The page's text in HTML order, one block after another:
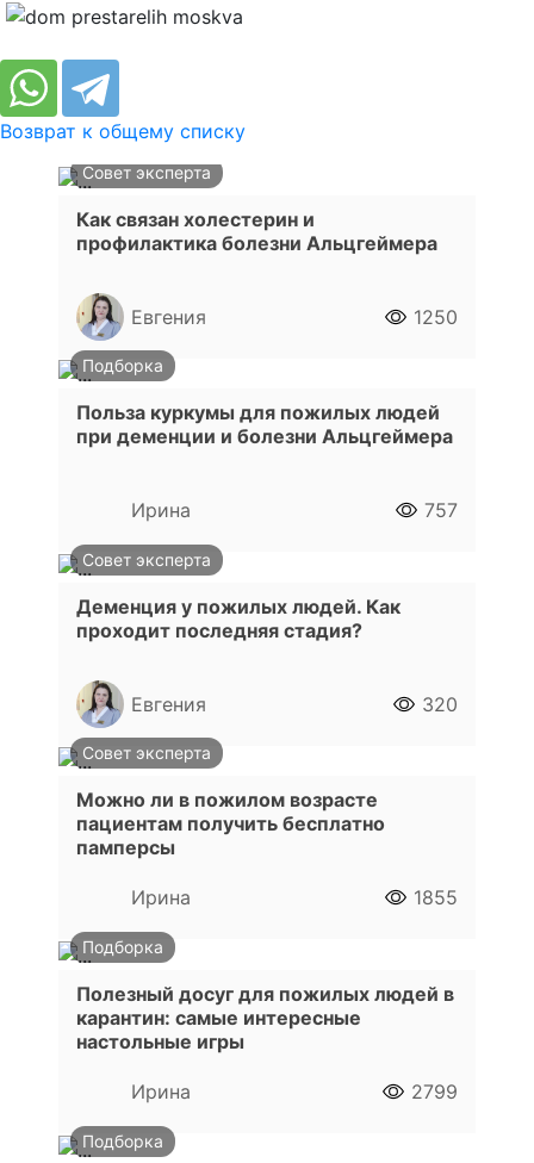
Возврат к общему списку
Совет эксперта
Как связан холестерин и
профилактика болезни Альцгеймера
Евгения 1250
Подборка
Польза куркумы для пожилых людей
при деменции и болезни Альцгеймера
Ирина 757
Совет эксперта
Деменция у пожилых людей. Как
проходит последняя стадия?
Евгения 320
Совет эксперта
Можно ли в пожилом возрасте
пациентам получить бесплатно
памперсы
Ирина 1855
Подборка
Полезный досуг для пожилых людей в
карантин: самые интересные
настольные игры
Ирина 2799
Подборка